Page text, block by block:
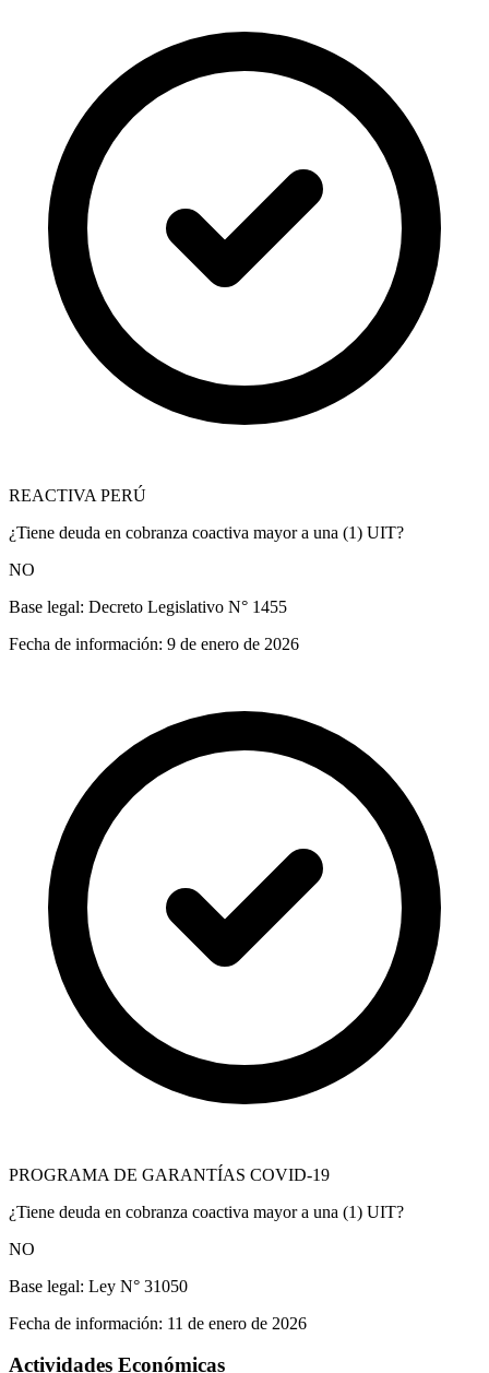
REACTIVA PERÚ
¿Tiene deuda en cobranza coactiva mayor a una (1) UIT?
NO
Base legal: Decreto Legislativo N° 1455
Fecha de información: 9 de enero de 2026
PROGRAMA DE GARANTÍAS COVID-19
¿Tiene deuda en cobranza coactiva mayor a una (1) UIT?
NO
Base legal: Ley N° 31050
Fecha de información: 11 de enero de 2026
Actividades Económicas